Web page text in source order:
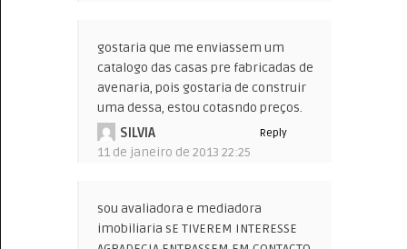
gostaria que me enviassem um
catalogo das casas pre fabricadas de
avenaria, pois gostaria de construir
uma dessa, estou cotasndo preços.
SILVIA
11 de janeiro de 2013 22:25
Reply
sou avaliadora e mediadora
imobiliaria sE TIVEREM INTERESSE